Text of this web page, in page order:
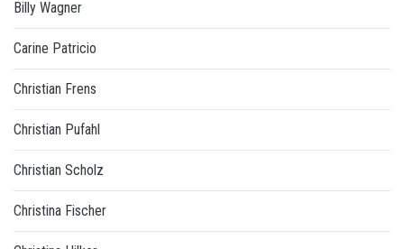
Billy Wagner
Carine Patricio
Christian Frens
Christian Pufahl
Christian Scholz
Christina Fischer